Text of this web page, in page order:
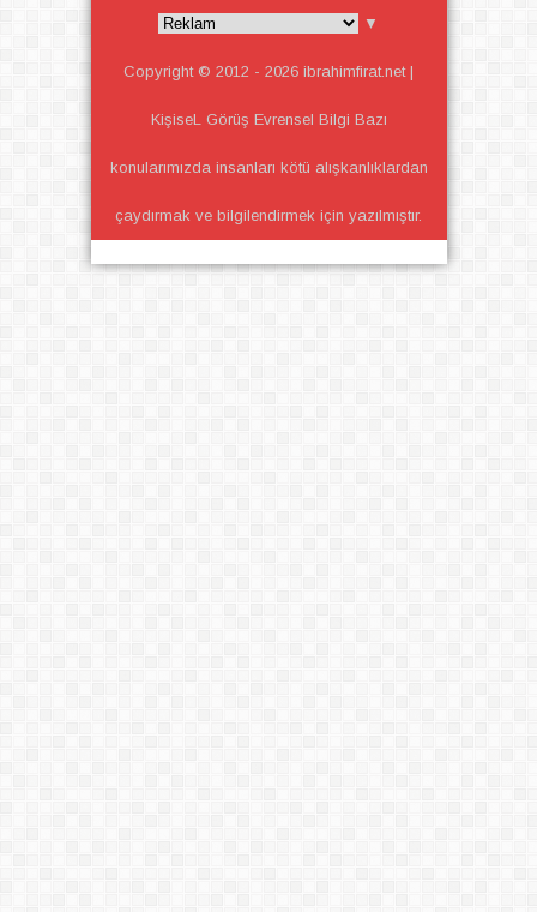
▼
Copyright © 2012 - 2026 ibrahimfirat.net |
KişiseL Görüş Evrensel Bilgi Bazı
konularımızda insanları kötü alışkanlıklardan
çaydırmak ve bilgilendirmek için yazılmıştır.